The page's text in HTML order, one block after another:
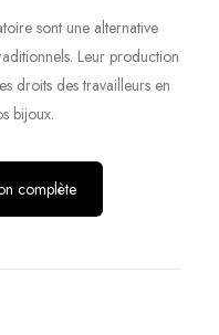
sont une alternative
Leur production
droits des travailleurs en
bijoux.
complète